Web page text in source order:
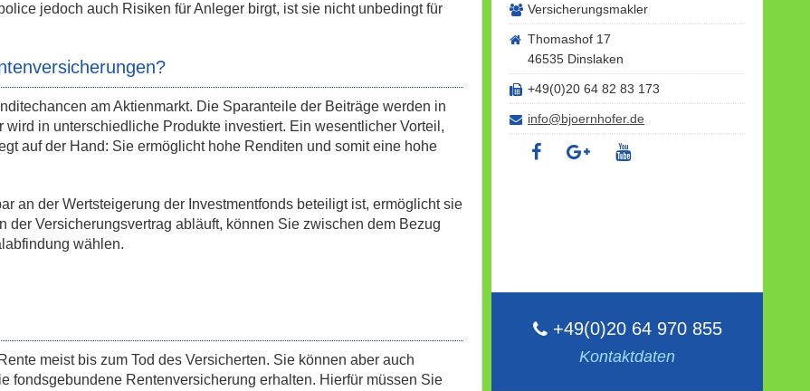
Versicherungsmakler
Thomashof 17
46535 Dinslaken
+49(0)20 64 82 83 173
info@bjoernhofer.de
+49(0)20 64 970 855
Kontaktdaten
jedoch auch Risiken für Anleger birgt, ist sie nicht unbedingt für
am Aktienmarkt. Die Sparanteile der Beiträge werden in
in unterschiedliche Produkte investiert. Ein wesentlicher Vorteil,
auf der Hand: Sie ermöglicht hohe Renditen und somit eine hohe
an der Wertsteigerung der Investmentfonds beteiligt ist, ermöglicht sie
Versicherungsvertrag abläuft, können Sie zwischen dem Bezug
wählen.
meist bis zum Tod des Versicherten. Sie können aber auch
fondsgebundene Rentenversicherung erhalten. Hierfür müssen Sie